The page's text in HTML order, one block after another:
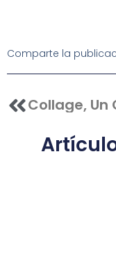
Comparte la
Anterior